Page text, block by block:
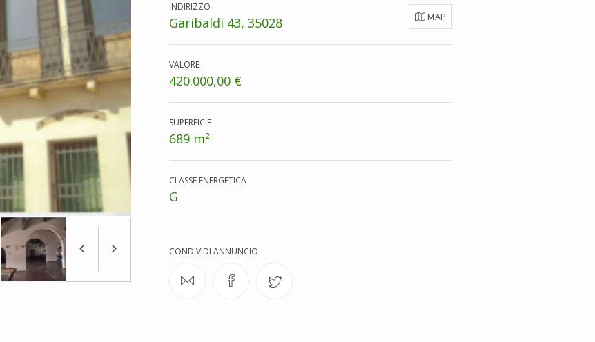
PreviousNext
INDIRIZZO
Garibaldi 43, 35028 MAP
VALORE
420.000,00 €
SUPERFICIE
689 m²
CLASSE ENERGETICA
G
CONDIVIDI ANNUNCIO